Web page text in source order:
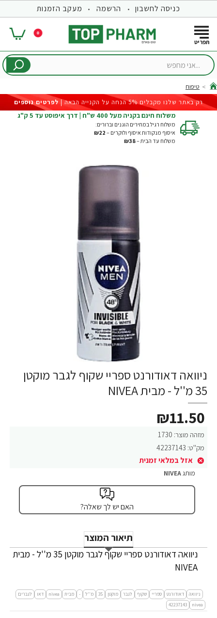
כניסה לחשבון הרשמה מעקב הזמנות
0
...אני
home
טיפוח
רק באתר שלנו מקבלים 5% הנחה על הקנייה הבאה |
לפרטים נוספים
משלוח חינם בקניה מעל 400 ש"ח | דרך איפוסט עד 5 ק"ג
משלוח רגיל במחירים הוגנים וברורים:
איסוף מנקודות איסוף ולוקרים – ₪22
משלוח עד הבית –₪38
ניוואה דאודורנט ספריי שקוף לגבר מוקטן
35 מ''ל - מבית NIVEA
מזהה מוצר: 1730
מק"ט: 42237143
אזל במלאי זמנית
₪11.50
מותגNIVEA
האם יש לך שאלה?
תיאור המוצר
ניוואה דאודורנט ספריי שקוף לגבר מוקטן 35 מ''ל - מבית
NIVEA
ניוואה דאודורנט ספריי שקוף לגבר מוקטן 35 מ''ל - מבית nivea דאו
לגברים
nivea
42237143